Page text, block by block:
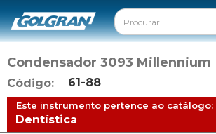
Condensador 3093 Millennium
Código: 61-88
Este instrumento pertence ao catálogo:
Dentística